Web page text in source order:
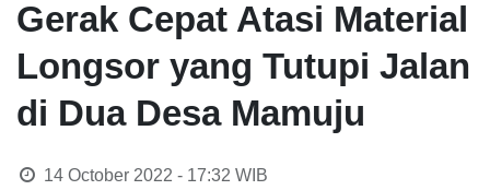
Gerak Cepat Atasi Material
Longsor yang Tutupi Jalan
di Dua Desa Mamuju
14 October 2022 - 17:32 WIB